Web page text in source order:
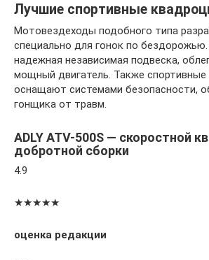
Лучшие спортивные
Мотовездеходы подобного типа
специально для гонок по
надежная независимая подвеска,
мощный двигатель. Также
оснащают системами безопасности,
гонщика от травм.
ADLY ATV-500S — скоростной
добротной сборки
4.9
★★★★★
оценка редакции